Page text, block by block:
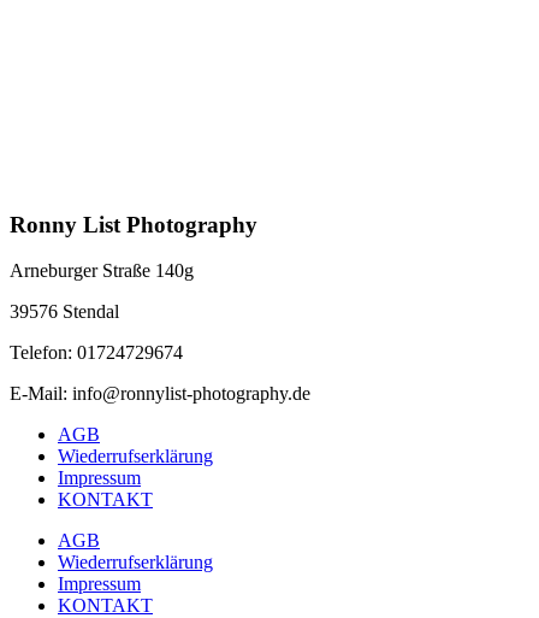
Ronny List Photography
Arneburger Straße 140g
39576 Stendal
Telefon: 01724729674
E-Mail: info@ronnylist-photography.de
AGB
Wiederrufserklärung
Impressum
KONTAKT
AGB
Wiederrufserklärung
Impressum
KONTAKT